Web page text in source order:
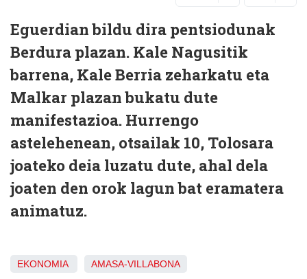
Eguerdian bildu dira pentsiodunak
Berdura plazan. Kale Nagusitik
barrena, Kale Berria zeharkatu eta
Malkar plazan bukatu dute
manifestazioa. Hurrengo
astelehenean, otsailak 10, Tolosara
joateko deia luzatu dute, ahal dela
joaten den orok lagun bat eramatera
animatuz.
EKONOMIA AMASA-VILLABONA